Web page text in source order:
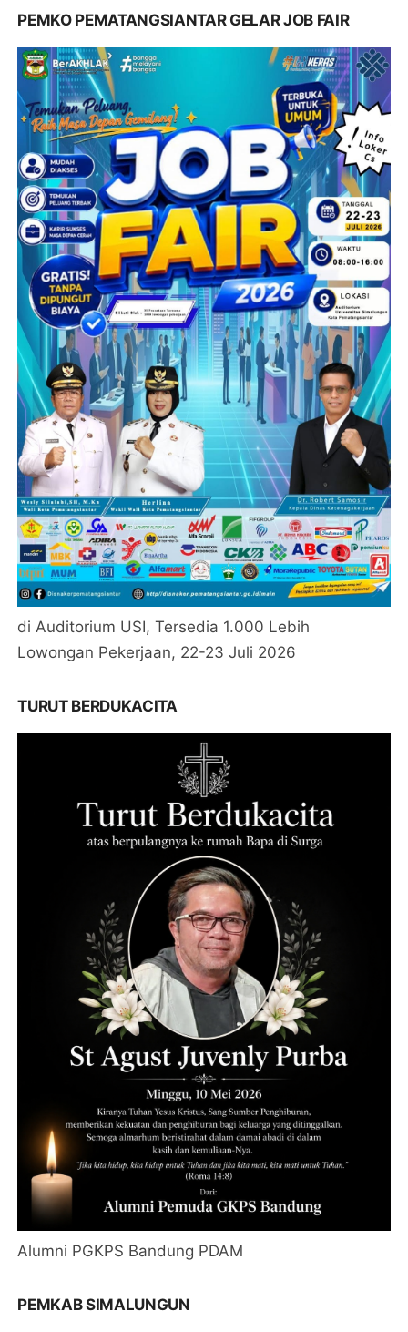
PEMKO PEMATANGSIANTAR GELAR JOB FAIR
di Auditorium USI, Tersedia 1.000 Lebih
Lowongan Pekerjaan, 22-23 Juli 2026
TURUT BERDUKACITA
Alumni PGKPS Bandung PDAM
PEMKAB SIMALUNGUN